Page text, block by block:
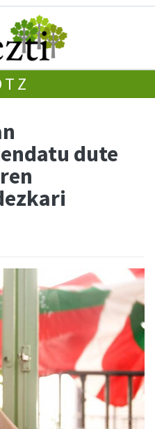
dute